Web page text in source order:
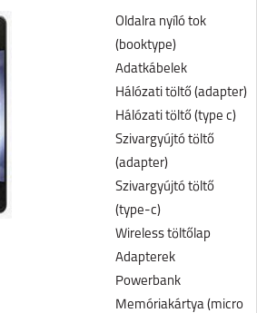
Oldalra nyíló tok
(booktype)
Adatkábelek
Hálózati töltő (adapter)
Hálózati töltő (type c)
Szivargyújtó töltő
(adapter)
Szivargyújtó töltő
(type-c)
Wireless töltőlap
Adapterek
Powerbank
Memóriakártya (micro